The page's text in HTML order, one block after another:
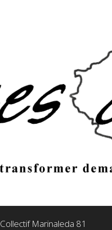
Collectif Marinaleda 81